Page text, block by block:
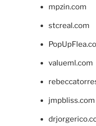
mpzin.com
stcreal.com
valueml.com
jmpbliss.com